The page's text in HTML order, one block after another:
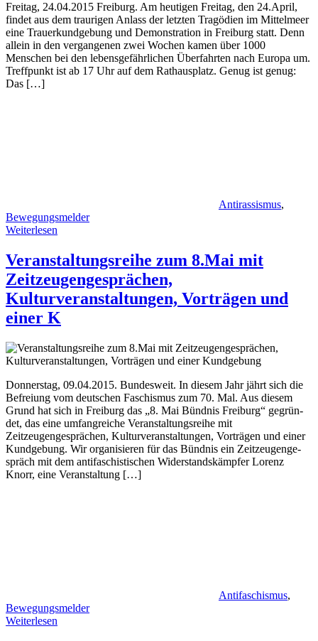
Freitag, 24.04.2015 Freiburg. Am heutigen Freitag, den 24.April,
findet aus dem traurigen Anlass der letzten Tragödien im Mittelmeer
eine Trauerkundgebung und Demonstration in Freiburg statt. Denn
allein in den vergangenen zwei Wochen kamen über 1000
Menschen bei den lebensgefährlichen Überfahrten nach Europa um.
Treffpunkt ist ab 17 Uhr auf dem Rathausplatz. Genug ist genug:
Das […]
Antirassismus,
Bewegungsmelder
Weiterlesen
Veranstaltungsreihe zum 8.Mai mit
Zeitzeugengesprächen,
Kulturveranstaltungen, Vorträgen und
einer K
Donnerstag, 09.04.2015. Bundesweit. In die­sem Jahr jährt sich die
Befrei­ung vom deut­schen Faschis­mus zum 70. Mal. Aus die­sem
Grund hat sich in Frei­burg das „8. Mai Bünd­nis Frei­burg“ gegrün­
det, das eine umfangreiche Veranstaltungsreihe mit
Zeitzeugengesprächen, Kulturveranstaltungen, Vorträgen und einer
Kundgebung. Wir organisieren für das Bündnis ein Zeit­zeu­gen­ge­
spräch mit dem anti­fa­schis­ti­schen Wider­stands­kämp­fer Lorenz
Knorr, eine Veranstaltung […]
Antifaschismus,
Bewegungsmelder
Weiterlesen